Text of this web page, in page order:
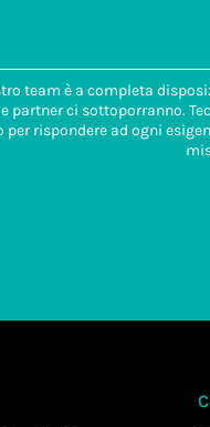
team è a completa
partner ci sottoporranno.
per rispondere ad ogni